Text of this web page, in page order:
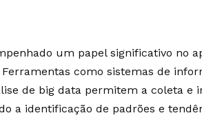
um papel significativo no
como sistemas de
de big data permitem a coleta e
a identificação de padrões e